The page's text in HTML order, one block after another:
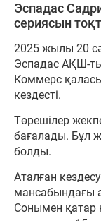
Эспадас
сериясын
2025 жылы 20
Эспадас АҚШ-
Коммерс
кездесті.
Төрешілер
бағалады. Бұл
болды.
Аталған
мансабындағы
Сонымен қатар